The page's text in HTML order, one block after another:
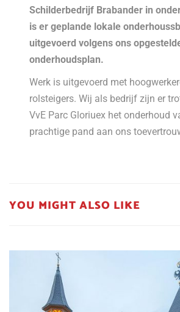
Schilderbedrijf Brabander in
is er geplande lokale
uitgevoerd volgens ons
onderhoudsplan.
Werk is uitgevoerd met
rolsteigers. Wij als bedrijf zijn er
VvE Parc Gloriuex het onderhoud
prachtige pand aan ons
YOU MIGHT ALSO LIKE